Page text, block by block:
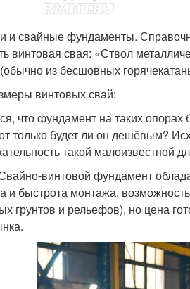
и свайные фундаменты.
винтовая свая: «Ствол
из бесшовных
винтовых свай:
что фундамент на таких
только будет ли он дешёвым?
такой малоизвестной
винтовой фундамент
и быстрота монтажа,
грунтов и рельефов), но цена